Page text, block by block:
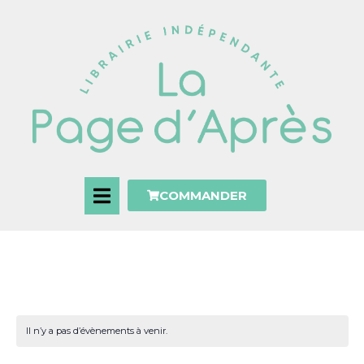
COMMANDER
Il n’y a pas d’évènements à venir.